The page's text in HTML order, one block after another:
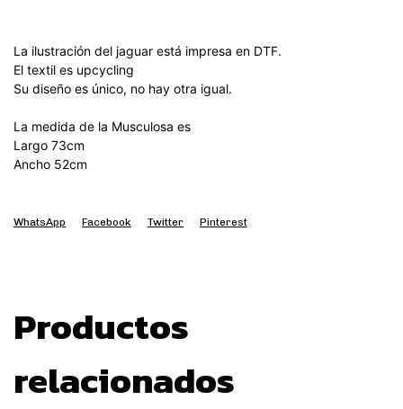
La ilustración del jaguar está impresa en DTF.
El textil es upcycling
Su diseño es único, no hay otra igual.
La medida de la Musculosa es
Largo 73cm
Ancho 52cm
WhatsApp Facebook Twitter Pinterest
Productos
relacionados